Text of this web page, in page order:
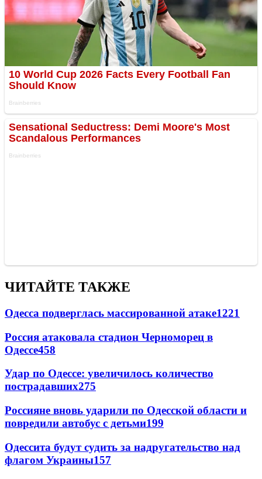
ЧИТАЙТЕ ТАКЖЕ
Одесса подверглась массированной атаке1221
Россия атаковала стадион Черноморец в
Одессе458
Удар по Одессе: увеличилось количество
пострадавших275
Россияне вновь ударили по Одесской области и
повредили автобус с детьми199
Одессита будут судить за надругательство над
флагом Украины157